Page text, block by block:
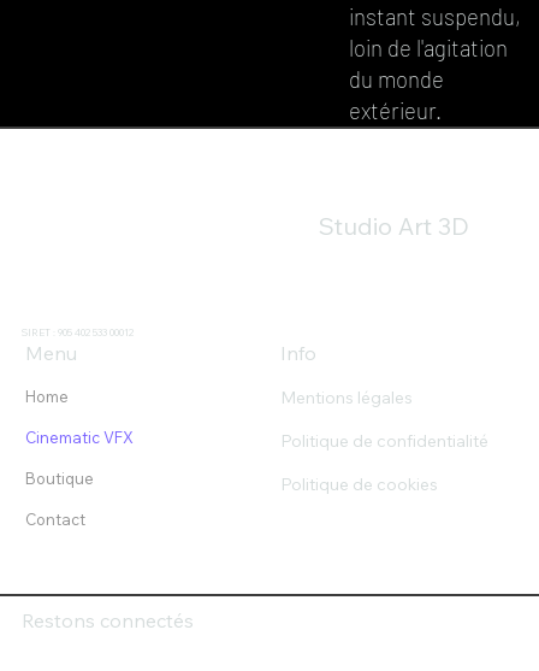
instant suspendu,
loin de l'agitation
du monde
extérieur.
Studio Art 3D
SIRET : 905 402 533 00012
Menu
Home
Cinematic VFX
Boutique
Contact
Info
Mentions légales
Politique de confidentialité
Politique de cookies
Restons connectés